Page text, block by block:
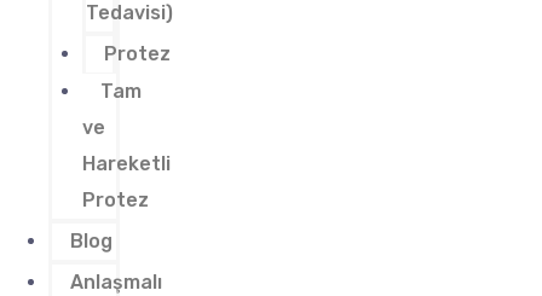
Tedavisi)
Protez
Tam
ve
Hareketli
Protez
Blog
Anlaşmalı